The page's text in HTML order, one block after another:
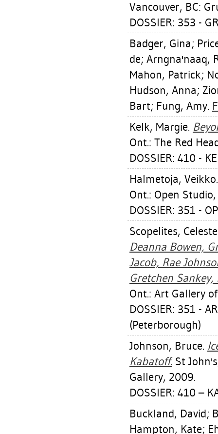
Vancouver, BC:
DOSSIER: 353 -
Badger, Gina;
de; Arngna'naaq,
Mahon, Patrick;
Hudson, Anna;
Bart; Fung, Amy.
Kelk, Margie.
Ont.: The Red
DOSSIER: 410 -
Halmetoja, Veikko
Ont.: Open
DOSSIER: 351 -
Scopelites, Celeste
Deanna Bowen,
Jacob, Rae
Gretchen
Ont.: Art Gallery
DOSSIER: 351 -
(Peterborough)
Johnson, Bruce.
Kabatoff. St
Gallery, 2009.
DOSSIER: 410 –
Buckland, David;
Hampton, Kate;